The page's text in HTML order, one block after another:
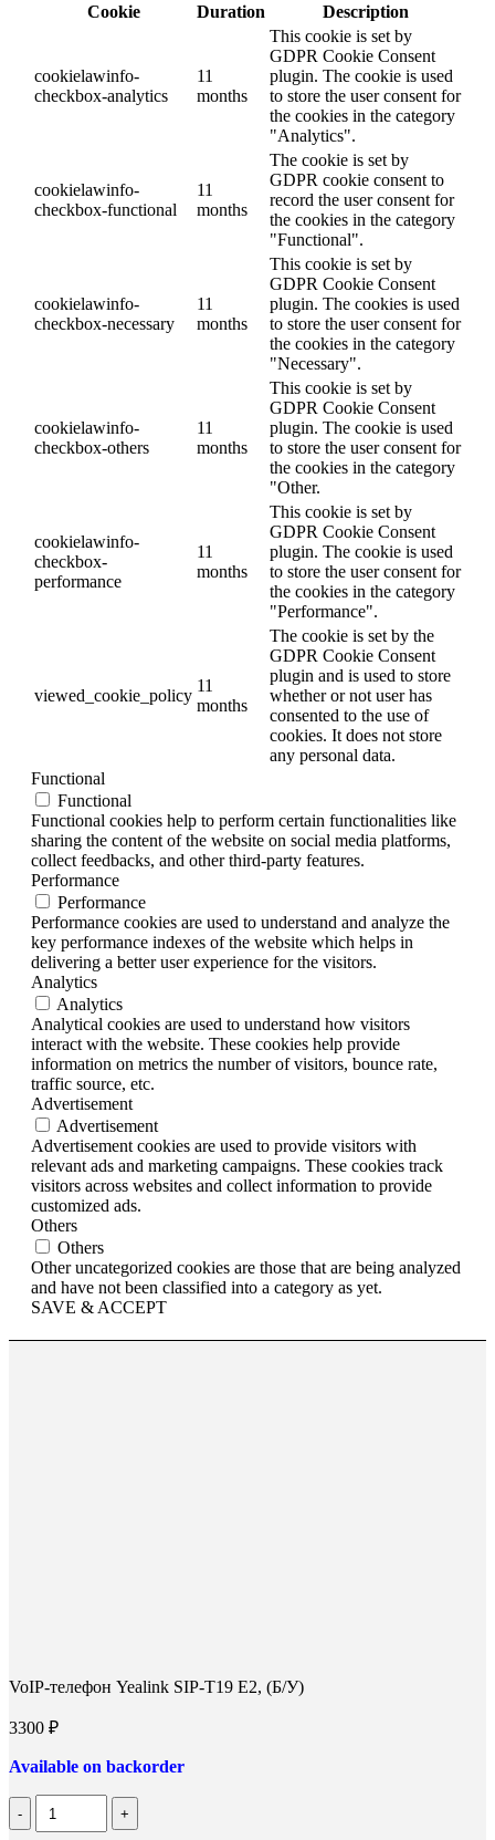
Cookie
Duration Description
cookielawinfo-
checkbox-analytics
11
months
This cookie is set by
GDPR Cookie Consent
plugin. The cookie is used
to store the user consent for
the cookies in the category
"Analytics".
cookielawinfo-
checkbox-functional
11
months
The cookie is set by
GDPR cookie consent to
record the user consent for
the cookies in the category
"Functional".
cookielawinfo-
checkbox-necessary
11
months
This cookie is set by
GDPR Cookie Consent
plugin. The cookies is used
to store the user consent for
the cookies in the category
"Necessary".
cookielawinfo-
checkbox-others
11
months
This cookie is set by
GDPR Cookie Consent
plugin. The cookie is used
to store the user consent for
the cookies in the category
"Other.
cookielawinfo-
checkbox-
performance
11
months
This cookie is set by
GDPR Cookie Consent
plugin. The cookie is used
to store the user consent for
the cookies in the category
"Performance".
viewed_cookie_policy
11
months
The cookie is set by the
GDPR Cookie Consent
plugin and is used to store
whether or not user has
consented to the use of
cookies. It does not store
any personal data.
Functional
Functional
Functional cookies help to perform certain functionalities like
sharing the content of the website on social media platforms,
collect feedbacks, and other third-party features.
Performance
Performance
Performance cookies are used to understand and analyze the
key performance indexes of the website which helps in
delivering a better user experience for the visitors.
Analytics
Analytics
Analytical cookies are used to understand how visitors
interact with the website. These cookies help provide
information on metrics the number of visitors, bounce rate,
traffic source, etc.
Advertisement
Advertisement
Advertisement cookies are used to provide visitors with
relevant ads and marketing campaigns. These cookies track
visitors across websites and collect information to provide
customized ads.
Others
Others
Other uncategorized cookies are those that are being analyzed
and have not been classified into a category as yet.
SAVE & ACCEPT
VoIP-телефон Yealink SIP-T19 E2, (Б/У)
3300 ₽
Available on backorder
Количество
VoIP-